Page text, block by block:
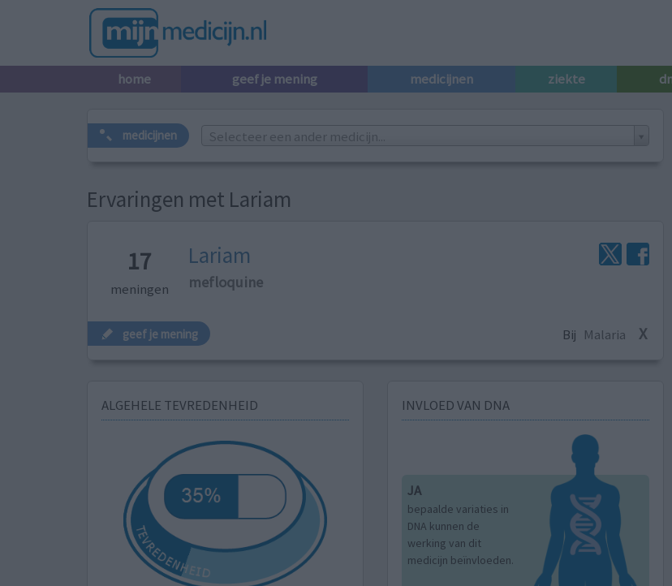
home geef je mening medicijnen ziekte
medicijnen Selecteer een ander medicijn...
Ervaringen met Lariam
17
meningen
Lariam
mefloquine
geef je mening Bij Malaria X
ALGEHELE TEVREDENHEID INVLOED VAN DNA
JA
bepaalde variaties in
DNA kunnen de
werking van dit
medicijn beïnvloeden.